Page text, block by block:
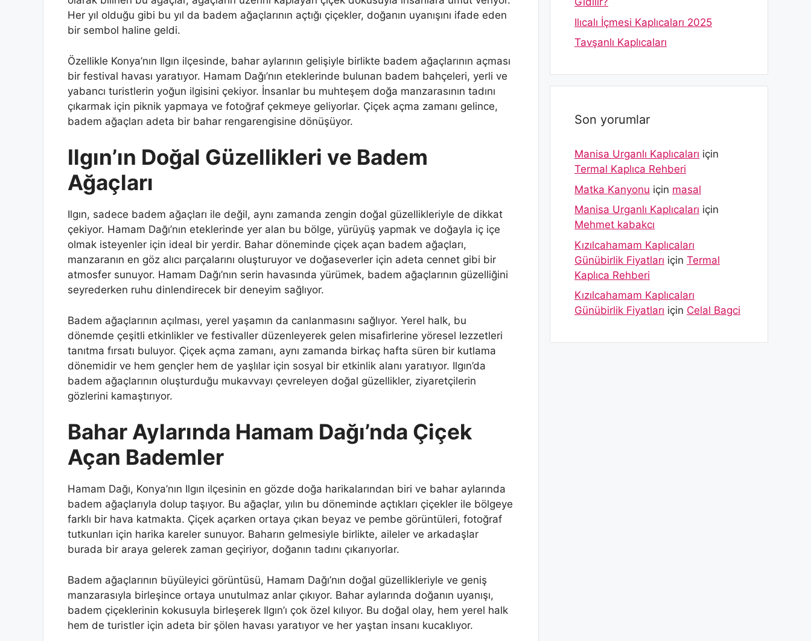
Her yıl olduğu gibi bu yıl da badem ağaçlarının açtığı çiçekler, doğanın uyanışını ifade eden
bir sembol haline geldi.
Özellikle Konya’nın Ilgın ilçesinde, bahar aylarının gelişiyle birlikte badem ağaçlarının açması
bir festival havası yaratıyor. Hamam Dağı’nın eteklerinde bulunan badem bahçeleri, yerli ve
yabancı turistlerin yoğun ilgisini çekiyor. İnsanlar bu muhteşem doğa manzarasının tadını
çıkarmak için piknik yapmaya ve fotoğraf çekmeye geliyorlar. Çiçek açma zamanı gelince,
badem ağaçları adeta bir bahar rengarengisine dönüşüyor.
Ilgın’ın Doğal Güzellikleri ve Badem
Ağaçları
Ilgın, sadece badem ağaçları ile değil, aynı zamanda zengin doğal güzellikleriyle de dikkat
çekiyor. Hamam Dağı’nın eteklerinde yer alan bu bölge, yürüyüş yapmak ve doğayla iç içe
olmak isteyenler için ideal bir yerdir. Bahar döneminde çiçek açan badem ağaçları,
manzaranın en göz alıcı parçalarını oluşturuyor ve doğaseverler için adeta cennet gibi bir
atmosfer sunuyor. Hamam Dağı’nın serin havasında yürümek, badem ağaçlarının güzelliğini
seyrederken ruhu dinlendirecek bir deneyim sağlıyor.
Badem ağaçlarının açılması, yerel yaşamın da canlanmasını sağlıyor. Yerel halk, bu
dönemde çeşitli etkinlikler ve festivaller düzenleyerek gelen misafirlerine yöresel lezzetleri
tanıtma fırsatı buluyor. Çiçek açma zamanı, aynı zamanda birkaç hafta süren bir kutlama
dönemidir ve hem gençler hem de yaşlılar için sosyal bir etkinlik alanı yaratıyor. Ilgın’da
badem ağaçlarının oluşturduğu mukavvayı çevreleyen doğal güzellikler, ziyaretçilerin
gözlerini kamaştırıyor.
Bahar Aylarında Hamam Dağı’nda Çiçek
Açan Bademler
Hamam Dağı, Konya’nın Ilgın ilçesinin en gözde doğa harikalarından biri ve bahar aylarında
badem ağaçlarıyla dolup taşıyor. Bu ağaçlar, yılın bu döneminde açtıkları çiçekler ile bölgeye
farklı bir hava katmakta. Çiçek açarken ortaya çıkan beyaz ve pembe görüntüleri, fotoğraf
tutkunları için harika kareler sunuyor. Baharın gelmesiyle birlikte, aileler ve arkadaşlar
burada bir araya gelerek zaman geçiriyor, doğanın tadını çıkarıyorlar.
Badem ağaçlarının büyüleyici görüntüsü, Hamam Dağı’nın doğal güzellikleriyle ve geniş
manzarasıyla birleşince ortaya unutulmaz anlar çıkıyor. Bahar aylarında doğanın uyanışı,
badem çiçeklerinin kokusuyla birleşerek Ilgın’ı çok özel kılıyor. Bu doğal olay, hem yerel halk
hem de turistler için adeta bir şölen havası yaratıyor ve her yaştan insanı kucaklıyor.
Ilıcalı İçmesi Kaplıcaları 2025
Tavşanlı Kaplıcaları
Son yorumlar
Manisa Urganlı Kaplıcaları için
Termal Kaplıca Rehberi
Matka Kanyonu için masal
Manisa Urganlı Kaplıcaları için
Mehmet kabakcı
Kızılcahamam Kaplıcaları
Günübirlik Fiyatları için Termal
Kaplıca Rehberi
Kızılcahamam Kaplıcaları
Günübirlik Fiyatları için Celal Bagci